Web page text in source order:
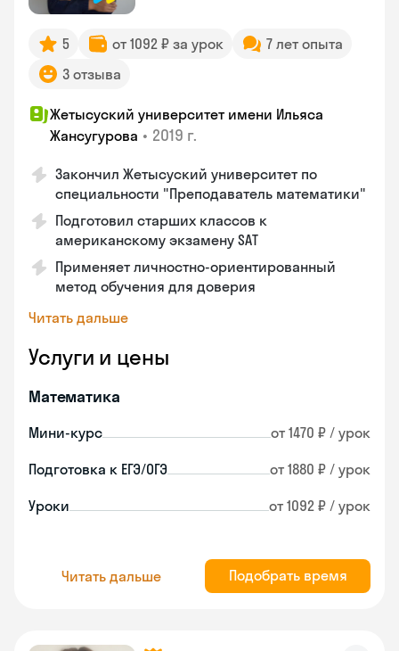
5 от 1092 ₽ за урок
7 лет опыта
3 отзыва
Жетысуский университет имени Ильяса
Жансугурова • 2019 г.
Закончил Жетысуский университет по
специальности "Преподаватель математики"
Подготовил старших классов к
американскому экзамену SAT
Применяет личностно-ориентированный
метод обучения для доверия
Читать дальше
Услуги и цены
Математика
Мини-курс от 1470 ₽ / урок
Подготовка к ЕГЭ/ОГЭ от 1880 ₽ / урок
Уроки от 1092 ₽ / урок
Читать дальше Подобрать время